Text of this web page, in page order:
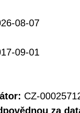
08-07
09-01
CZ-
za